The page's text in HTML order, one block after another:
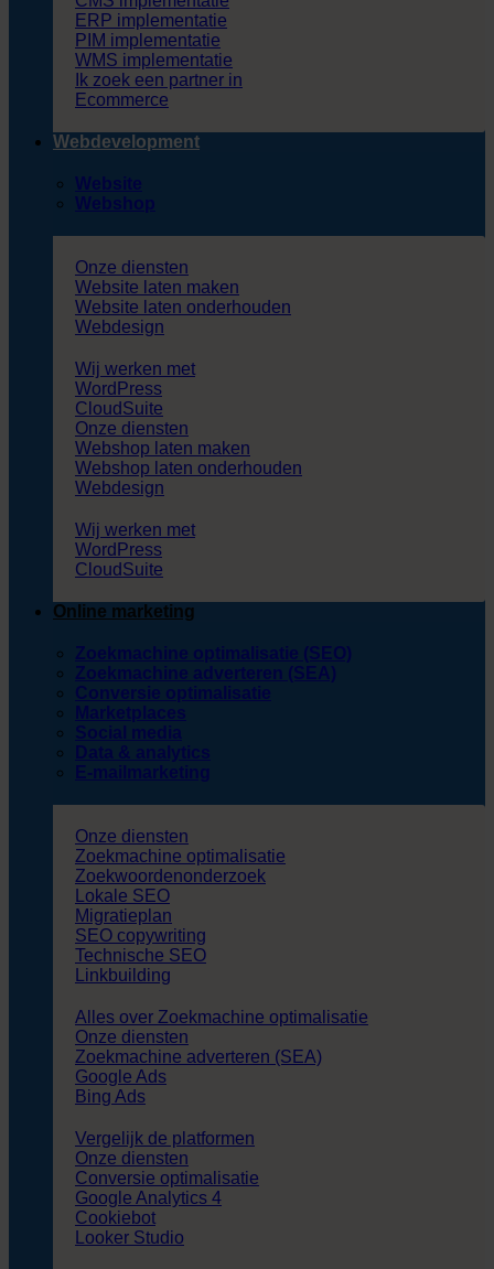
ERP implementatie
PIM implementatie
WMS implementatie
Ik zoek een partner in
Ecommerce
Webdevelopment
Website
Webshop
Onze diensten
Website laten maken
Website laten onderhouden
Webdesign
Wij werken met
WordPress
CloudSuite
Onze diensten
Webshop laten maken
Webshop laten onderhouden
Webdesign
Wij werken met
WordPress
CloudSuite
Online marketing
Zoekmachine optimalisatie (SEO)
Zoekmachine adverteren (SEA)
Conversie optimalisatie
Marketplaces
Social media
Data & analytics
E-mailmarketing
Onze diensten
Zoekmachine optimalisatie
Zoekwoordenonderzoek
Lokale SEO
Migratieplan
SEO copywriting
Technische SEO
Linkbuilding
Alles over Zoekmachine optimalisatie
Onze diensten
Zoekmachine adverteren (SEA)
Google Ads
Bing Ads
Vergelijk de platformen
Onze diensten
Conversie optimalisatie
Google Analytics 4
Cookiebot
Looker Studio